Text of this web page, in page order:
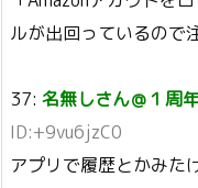
ルが出回っているので
37: 名無しさん＠１周
ID:+9vu6jzC0
アプリで履歴とかみた